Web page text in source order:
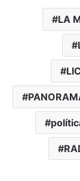
LA